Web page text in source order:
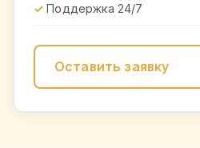
Поддержка 24/7
Оставить заявку